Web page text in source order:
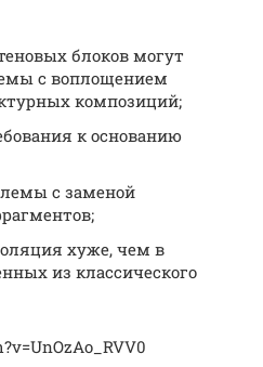
блоков могут
с воплощением
композиций;
к основанию
с заменой
хуже, чем в
из классического